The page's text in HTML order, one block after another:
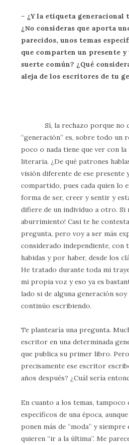
– ¿Y la etiqueta generacional
¿No consideras que aporta
parecidos, unos temas
que comparten un presente
suerte común? ¿Qué
aleja de los escritores de tu
Sí, la rechazo porque no
“generación” es, sobre todo un
poco o nada tiene que ver con
literaria. ¿De qué patrones
visión diferente de ese presente
compartido, pues cada quien lo
forma de ser, creer y sentir y
difiere de un individuo a otro. Si
aburrimiento! Casi te he
pregunta, pero voy a ser más
considerado independiente, con
habidas y por haber, desde los
He tratado durante toda mi
mi propia voz y eso ya es
lado si de alguna generación soy
continúo escribiendo.
Te plantearía una pregunta.
escritor en una determinada
que publica su primer libro.
precisamente ese escritor
años después? ¿Cuál sería
En cuanto a los temas, tampoco
específicos de una época,
ponen más de “moda” y
quieren “ir a la última”. Me